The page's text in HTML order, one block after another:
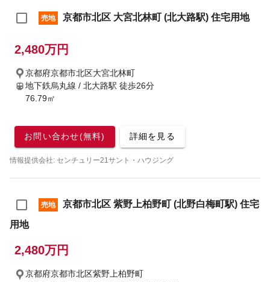
売地 京都市北区 大宮北林町 (北大路駅) 住宅用地
2,480万円
京都府京都市北区大宮北林町
地下鉄烏丸線 / 北大路駅 徒歩26分
76.79㎡
お問い合わせ(無料) 詳細を見る
情報提供会社: センチュリー21サント・ハウジング
売地
京都市北区 紫野上柏野町 (北野白梅町駅) 住宅
用地
2,480万円
京都府京都市北区紫野上柏野町